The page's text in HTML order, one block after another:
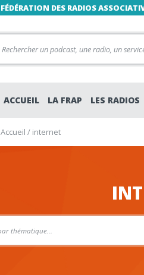
FÉDÉRATION DES RADIOS
ACCUEIL LA FRAP LES RADIOS
Accueil / internet